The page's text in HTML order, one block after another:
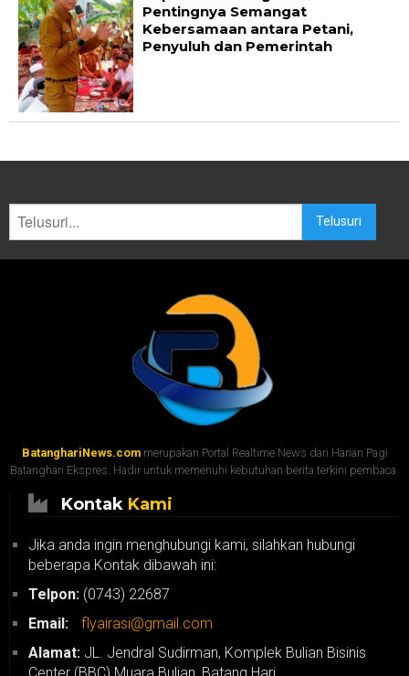
Pentingnya Semangat
Kebersamaan antara Petani,
Penyuluh dan Pemerintah
Telusuri
BatanghariNews.commerupakan Portal Realtime News dari Harian Pagi
Batanghari Ekspres. Hadir untuk memenuhi kebutuhan berita terkini pembaca.
Kontak Kami
Jika anda ingin menghubungi kami, silahkan hubungi
beberapa Kontak dibawah ini:
Telpon: (0743) 22687
Email:
flyairasi@gmail.com
Alamat: JL. Jendral Sudirman, Komplek Bulian Bisinis
Center (BBC) Muara Bulian, Batang Hari